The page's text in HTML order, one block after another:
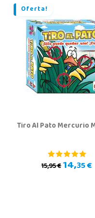
Oferta!
Tiro Al Pato Mercurio
15,95 €14,35 €